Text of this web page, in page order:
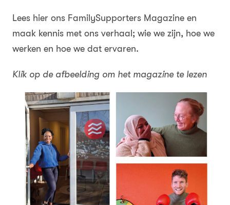
Lees hier ons FamilySupporters Magazine en
maak kennis met ons verhaal; wie we zijn, hoe we
werken en hoe we dat ervaren.
Klik op de afbeelding om het magazine te lezen